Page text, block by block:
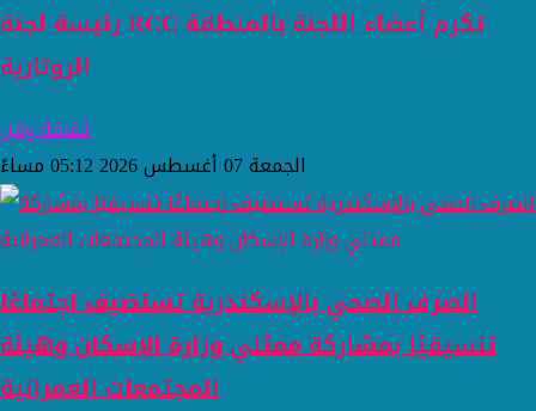
رئيسة لجنة RCC تكرم أعضاء اللجنة بالمنطقة
الروتارية
ثقافة وفن
الجمعة 07 أغسطس 2026 05:12 مساءً
الصرف الصحي بالإسكندرية تستضيف اجتماعًا
تنسيقيًا بمشاركة ممثلي وزارة الإسكان وهيئة
المجتمعات العمرانية